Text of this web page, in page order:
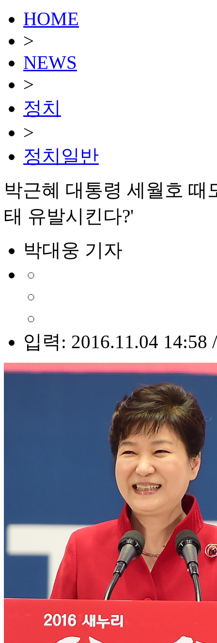
HOME
>
NEWS
>
정치
>
정치일반
박근혜 대통령 세월호 때
태 유발시킨다?'
박대웅 기자
입력: 2016.11.04 14:58